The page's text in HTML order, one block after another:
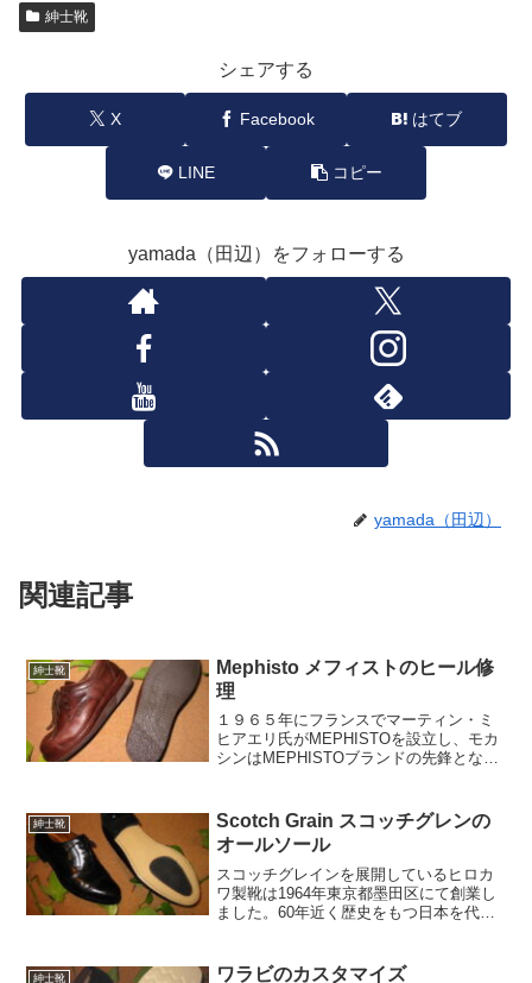
紳士靴
シェアする
X Facebook はてブ
LINE コピー
yamada（田辺）をフォローする
yamada（田辺）
関連記事
紳士靴
Mephisto メフィストのヒール修
理
１９６５年にフランスでマーティン・ミ
ヒアエリ氏がMEPHISTOを設立し、モカ
シンはMEPHISTOブランドの先鋒となり
土に広がっています。履き続けたかった
けど甲高だんびろのはちょっと無理でし
た。
紳士靴
Scotch Grain スコッチグレンの
オールソール
スコッチグレインを展開しているヒロカ
ワ製靴は1964年東京都墨田区にて創業し
ました。60年近く歴史をもつ日本を代表
なる製法で、ヒロカワ製靴と宮城興業は
紳士靴 ワラビのカスタマイズ